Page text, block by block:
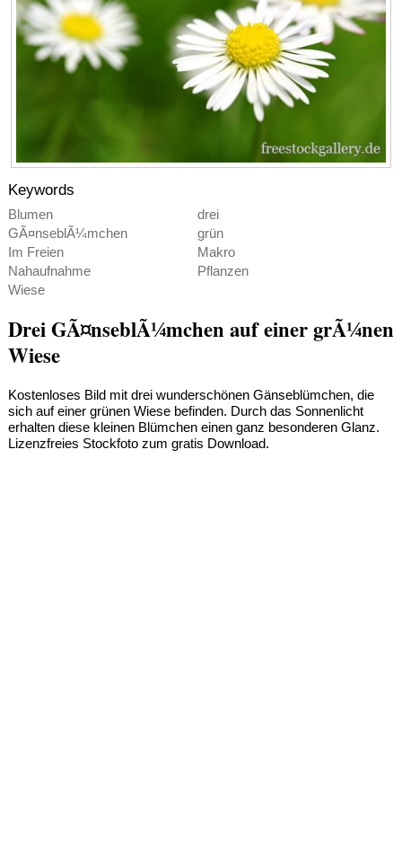
Keywords
Blumen
drei
GÃ¤nseblÃ¼mchen
grün
Im Freien
Makro
Nahaufnahme
Pflanzen
Wiese
Drei GÃ¤nseblÃ¼mchen auf einer grÃ¼nen
Wiese
Kostenloses Bild mit drei wunderschönen Gänseblümchen, die
sich auf einer grünen Wiese befinden. Durch das Sonnenlicht
erhalten diese kleinen Blümchen einen ganz besonderen Glanz.
Lizenzfreies Stockfoto zum gratis Download.